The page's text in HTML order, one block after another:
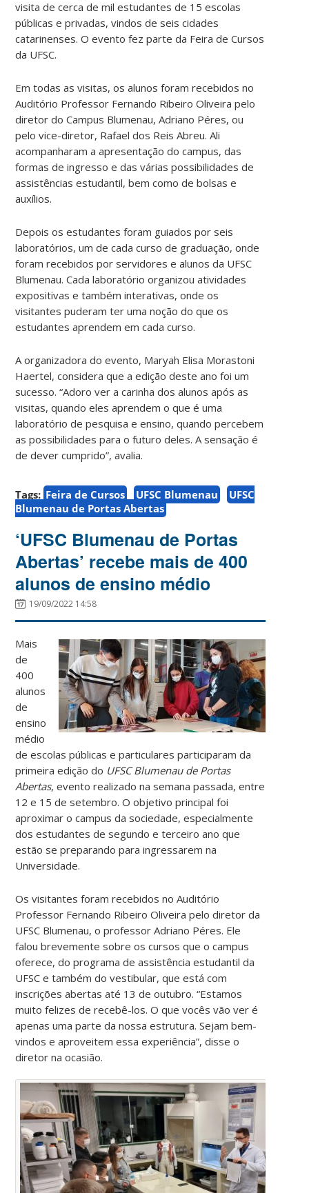
visita de cerca de mil estudantes de 15 escolas
públicas e privadas, vindos de seis cidades
catarinenses. O evento fez parte da Feira de Cursos
da UFSC.
Em todas as visitas, os alunos foram recebidos no
Auditório Professor Fernando Ribeiro Oliveira pelo
diretor do Campus Blumenau, Adriano Péres, ou
pelo vice-diretor, Rafael dos Reis Abreu. Ali
acompanharam a apresentação do campus, das
formas de ingresso e das várias possibilidades de
assistências estudantil, bem como de bolsas e
auxílios.
Depois os estudantes foram guiados por seis
laboratórios, um de cada curso de graduação, onde
foram recebidos por servidores e alunos da UFSC
Blumenau. Cada laboratório organizou atividades
expositivas e também interativas, onde os
visitantes puderam ter uma noção do que os
estudantes aprendem em cada curso.
A organizadora do evento, Maryah Elisa Morastoni
Haertel, considera que a edição deste ano foi um
sucesso. “Adoro ver a carinha dos alunos após as
visitas, quando eles aprendem o que é uma
laboratório de pesquisa e ensino, quando percebem
as possibilidades para o futuro deles. A sensação é
de dever cumprido”, avalia.
Tags: Feira de Cursos UFSC Blumenau
UFSC
Blumenau de Portas Abertas
‘UFSC Blumenau de Portas
Abertas’ recebe mais de 400
alunos de ensino médio
19/09/2022 14:58
Mais
de
400
alunos
de
ensino
médio
de escolas públicas e particulares participaram da
primeira edição do UFSC Blumenau de Portas
Abertas, evento realizado na semana passada, entre
12 e 15 de setembro. O objetivo principal foi
aproximar o campus da sociedade, especialmente
dos estudantes de segundo e terceiro ano que
estão se preparando para ingressarem na
Universidade.
Os visitantes foram recebidos no Auditório
Professor Fernando Ribeiro Oliveira pelo diretor da
UFSC Blumenau, o professor Adriano Péres. Ele
falou brevemente sobre os cursos que o campus
oferece, do programa de assistência estudantil da
UFSC e também do vestibular, que está com
inscrições abertas até 13 de outubro. “Estamos
muito felizes de recebê-los. O que vocês vão ver é
apenas uma parte da nossa estrutura. Sejam bem-
vindos e aproveitem essa experiência”, disse o
diretor na ocasião.